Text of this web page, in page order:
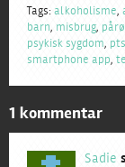
Tags: alkoholisme,
barn, misbrug,
psykisk sygdom,
smartphone app,
1 kommentar
Sadie